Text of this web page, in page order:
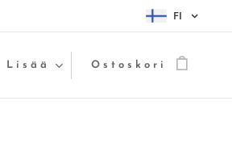
FI
Lisää Ostoskori